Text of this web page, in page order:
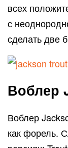
всех
с
сделать две
Воблер
Воблер
как форель.